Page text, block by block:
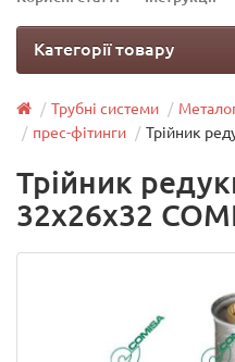
Категорії товару
Трубні системи
прес-фітинги
Трійник
Трійник
32х26х32